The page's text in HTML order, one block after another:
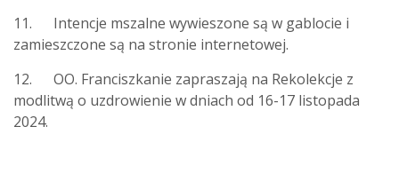
11. Intencje mszalne wywieszone są w gablocie i
zamieszczone są na stronie internetowej.
12. OO. Franciszkanie zapraszają na Rekolekcje z
modlitwą o uzdrowienie w dniach od 16-17 listopada
2024.